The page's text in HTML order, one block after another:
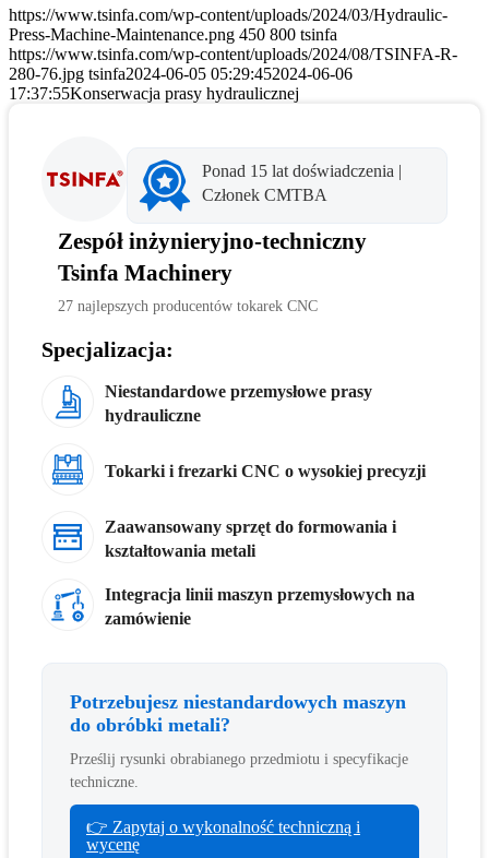
https://www.tsinfa.com/wp-content/uploads/2024/03/Hydraulic-
Press-Machine-Maintenance.png 450 800 tsinfa
https://www.tsinfa.com/wp-content/uploads/2024/08/TSINFA-R-
280-76.jpg tsinfa2024-06-05 05:29:452024-06-06
17:37:55Konserwacja prasy hydraulicznej
Zespół inżynieryjno-techniczny
Tsinfa Machinery
27 najlepszych producentów tokarek CNC
Ponad 15 lat doświadczenia |
Członek CMTBA
Specjalizacja:
Niestandardowe przemysłowe prasy
hydrauliczne
Tokarki i frezarki CNC o wysokiej precyzji
Zaawansowany sprzęt do formowania i
kształtowania metali
Integracja linii maszyn przemysłowych na
zamówienie
Potrzebujesz niestandardowych maszyn
do obróbki metali?
Prześlij rysunki obrabianego przedmiotu i specyfikacje
techniczne.
👉 Zapytaj o wykonalność techniczną i
wycenę